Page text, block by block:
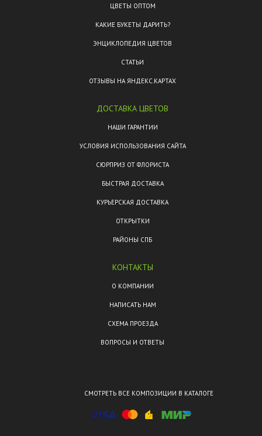
ЦВЕТЫ ОПТОМ
КАКИЕ БУКЕТЫ ДАРИТЬ?
ЭНЦИКЛОПЕДИЯ ЦВЕТОВ
СТАТЬИ
ОТЗЫВЫ НА ЯНДЕКС.КАРТАХ
ДОСТАВКА ЦВЕТОВ
НАШИ ГАРАНТИИ
УСЛОВИЯ ИСПОЛЬЗОВАНИЯ САЙТА
СЮРПРИЗ ОТ ФЛОРИСТА
БЫСТРАЯ ДОСТАВКА
КУРЬЕРСКАЯ ДОСТАВКА
ОТКРЫТКИ
РАЙОНЫ СПБ
КОНТАКТЫ
О КОМПАНИИ
НАПИСАТЬ НАМ
СХЕМА ПРОЕЗДА
ВОПРОСЫ И ОТВЕТЫ
СМОТРЕТЬ ВСЕ КОМПОЗИЦИИ В КАТАЛОГЕ